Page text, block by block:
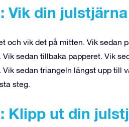
Vik din julstjärna
och vik det på mitten. Vik sedan
Vik sedan tillbaka papperet. Vik
Vik sedan triangeln längst upp till
steg.
Klipp ut din